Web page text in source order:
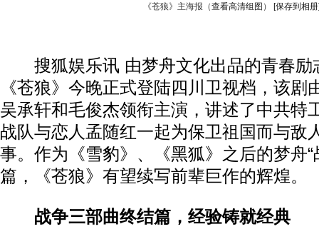
《苍狼》主海报（查看高清组图 ） [保存到相
搜狐娱乐讯 由梦舟文化出品的青春励
《苍狼》今晚正式登陆四川卫视档，该剧
吴承轩和毛俊杰领衔主演，讲述了中共特
战队与恋人孟随红一起为保卫祖国而与敌
事。作为《雪豹》、《黑狐》之后的梦舟“
篇，《苍狼》有望续写前辈巨作的辉煌。
战争三部曲终结篇，经验铸就经典